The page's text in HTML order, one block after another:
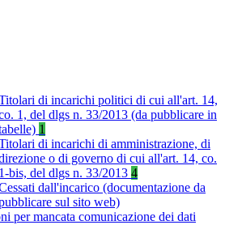
di incarichi politici di cui all'art. 14,
1, del dlgs n. 33/2013 (da pubblicare in
1
di incarichi di amministrazione, di
o di governo di cui all'art. 14, co.
1-bis, del dlgs n. 33/2013 4
dall'incarico (documentazione da
sul sito web)
per mancata comunicazione dei dati